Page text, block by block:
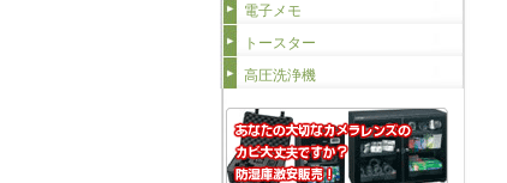
電子メモ
トースター
高圧洗浄機